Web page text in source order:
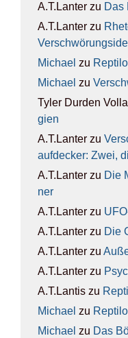
A.T.Lanter zu Das
A.T.Lanter zu
Michael zu
Michael zu
Tyler Durden
gien
A.T.Lanter zu
auf­de­cker: Zwei,
A.T.Lanter zu Die
ner
A.T.Lanter zu
A.T.Lanter zu Die
A.T.Lanter zu
A.T.Lanter zu
A.T.Lantis zu
Michael zu
Michael zu Das